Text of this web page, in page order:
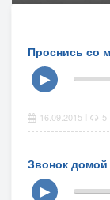
Проснись со
▶
16.09.2015 5
Звонок домой
▶